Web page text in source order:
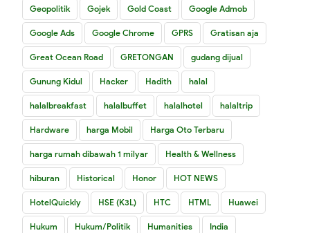
Geopolitik Gojek Gold Coast Google Admob
Google Ads Google Chrome GPRS Gratisan aja
Great Ocean Road GRETONGAN gudang dijual
Gunung Kidul Hacker Hadith halal
halalbreakfast halalbuffet halalhotel halaltrip
Hardware harga Mobil Harga Oto Terbaru
harga rumah dibawah 1 milyar Health & Wellness
hiburan Historical Honor HOT NEWS
HotelQuickly HSE (K3L) HTC HTML Huawei
Hukum Hukum/Politik Humanities India